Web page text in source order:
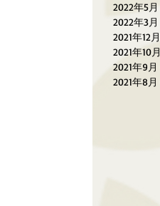
2022年5月
2022年3月
2021年12月
2021年10月
2021年9月
2021年8月